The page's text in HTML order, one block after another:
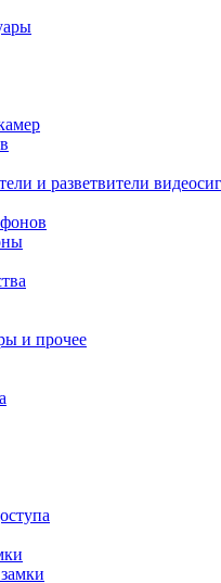
и разветвители
и прочее